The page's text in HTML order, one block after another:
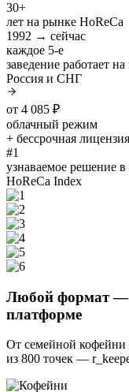
30+
лет на рынке HoReCa
1992 → сейчас
каждое 5-е
заведение работает
Россия и СНГ
от 4 085 ₽
облачный режим
+ бессрочная лицензия
#1
узнаваемое решение
HoReCa Index
Любой формат—
платформе
От семейной кофейни
из 800 точек —